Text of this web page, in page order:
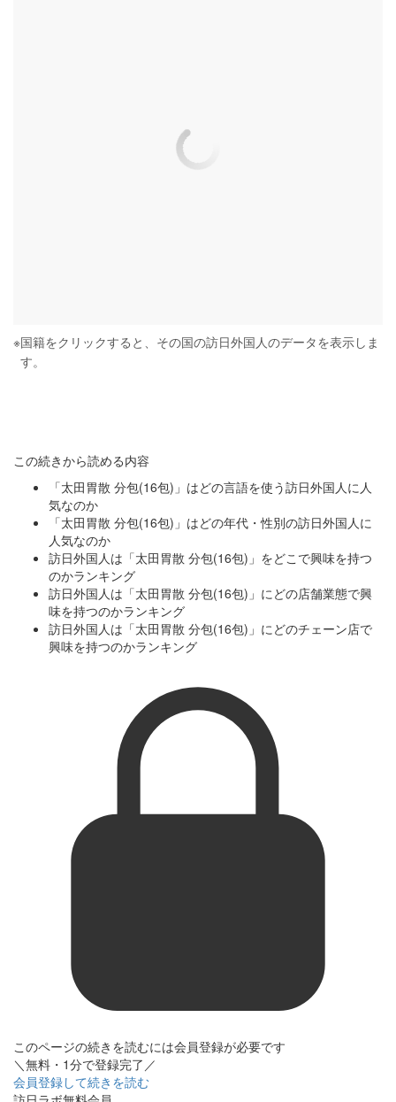
※国籍をクリックすると、その国の訪日外国人のデータを表示しま
す。
この続きから読める内容
「太田胃散 分包(16包)」はどの言語を使う訪日外国人に人
気なのか
「太田胃散 分包(16包)」はどの年代・性別の訪日外国人に
人気なのか
訪日外国人は「太田胃散 分包(16包)」をどこで興味を持つ
のかランキング
訪日外国人は「太田胃散 分包(16包)」にどの店舗業態で興
味を持つのかランキング
訪日外国人は「太田胃散 分包(16包)」にどのチェーン店で
興味を持つのかランキング
このページの続きを読むには会員登録が必要です
＼無料・1分で登録完了／
会員登録して続きを読む